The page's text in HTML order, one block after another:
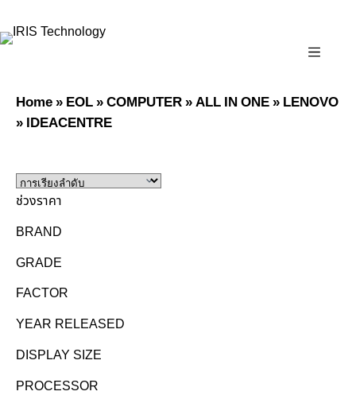
Home»EOL»COMPUTER»ALL IN ONE»LENOVO
»IDEACENTRE
ช่วงราคา
BRAND
GRADE
FACTOR
YEAR RELEASED
DISPLAY SIZE
PROCESSOR